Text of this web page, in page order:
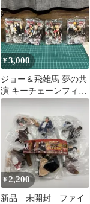
¥3,000
ジョー＆飛雄馬 夢の共
演 キーチェーンフィギ
ュア 全4種（コンプリ
ート）
¥2,200
新品 未開封 ファイ